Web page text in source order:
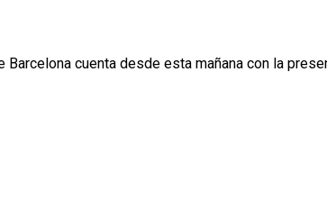
cuenta desde esta mañana con la